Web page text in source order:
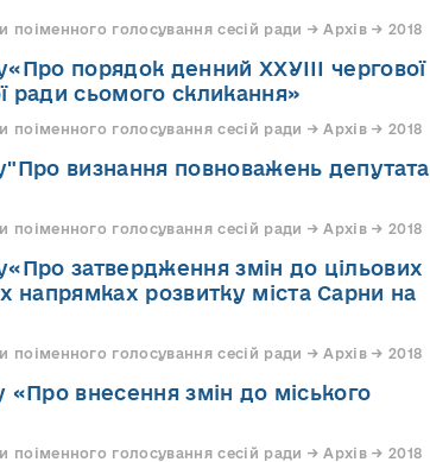
голосування сесій ради → Архів → 2018
порядок денний ХХУІІІ чергової
ради сьомого скликання»
голосування сесій ради → Архів → 2018
визнання повноважень депутата
голосування сесій ради → Архів → 2018
затвердження змін до цільових
напрямках розвитку міста Сарни на
голосування сесій ради → Архів → 2018
«Про внесення змін до міського
голосування сесій ради → Архів → 2018